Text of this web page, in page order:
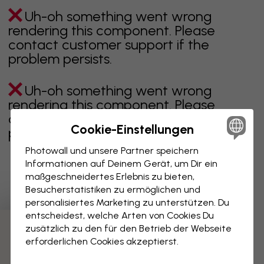
Uh-oh something went wrong
rendering this component. Please
contact customer support if the
problem persists.
Uh-oh something went wrong
rendering this component. Please
contact customer support if the
problem persists.
Zeigt Seite 1 von 1 Seiten
Weitere Kategorien entdecken
Cookie-Einstellungen
Photowall und unsere Partner speichern
Informationen auf Deinem Gerät, um Dir ein
maßgeschneidertes Erlebnis zu bieten,
Besucherstatistiken zu ermöglichen und
personalisiertes Marketing zu unterstützen. Du
entscheidest, welche Arten von Cookies Du
zusätzlich zu den für den Betrieb der Webseite
erforderlichen Cookies akzeptierst.